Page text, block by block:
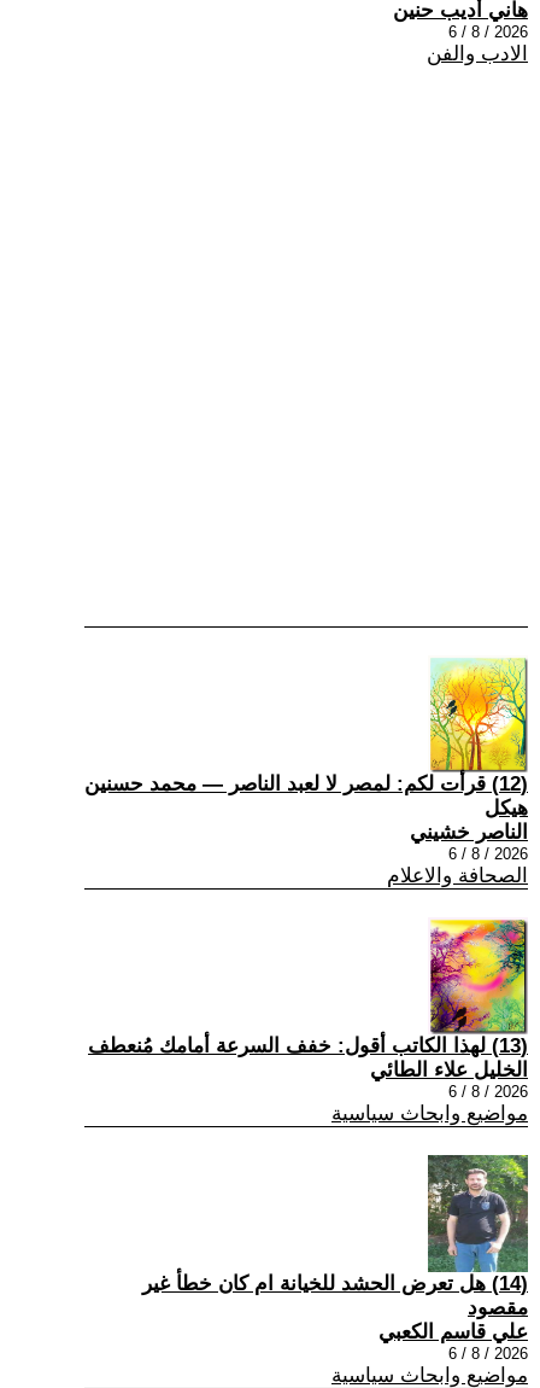
هاني أديب حنين
2026 / 8 / 6
الادب والفن
(12) قرأت لكم: لمصر لا لعبد الناصر — محمد حسنين
هيكل
الناصر خشيني
2026 / 8 / 6
الصحافة والاعلام
(13) لهذا الكاتب أقول: خفف السرعة أمامك مُنعطف
الخليل علاء الطائي
2026 / 8 / 6
مواضيع وابحاث سياسية
(14) هل تعرض الحشد للخيانة ام كان خطأ غير
مقصود
علي قاسم الكعبي
2026 / 8 / 6
مواضيع وابحاث سياسية